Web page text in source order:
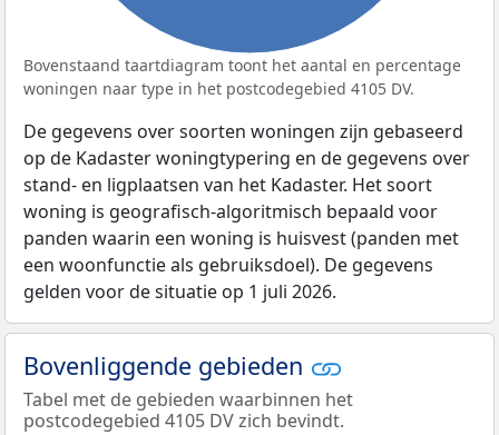
Bovenstaand taartdiagram toont het aantal en percentage
woningen naar type in het postcodegebied 4105 DV.
De gegevens over soorten woningen zijn gebaseerd
op de Kadaster woningtypering en de gegevens over
stand- en ligplaatsen van het Kadaster. Het soort
woning is geografisch-algoritmisch bepaald voor
panden waarin een woning is huisvest (panden met
een woonfunctie als gebruiksdoel). De gegevens
gelden voor de situatie op 1 juli 2026.
Bovenliggende gebieden
Tabel met de gebieden waarbinnen het
postcodegebied 4105 DV zich bevindt.